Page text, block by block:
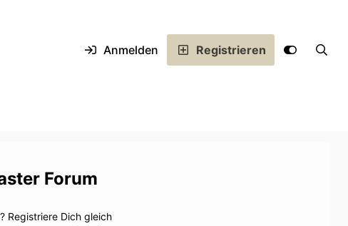
Anmelden Registrieren
Forum
Registriere Dich gleich